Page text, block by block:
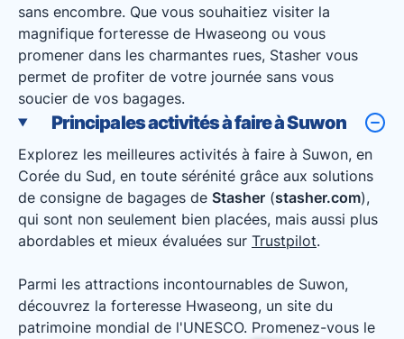
sans encombre. Que vous souhaitiez visiter la
magnifique forteresse de Hwaseong ou vous
promener dans les charmantes rues, Stasher vous
permet de profiter de votre journée sans vous
soucier de vos bagages.
Principales activités à faire à Suwon
Explorez les meilleures activités à faire à Suwon, en
Corée du Sud, en toute sérénité grâce aux solutions
de consigne de bagages de Stasher (stasher.com),
qui sont non seulement bien placées, mais aussi plus
abordables et mieux évaluées sur Trustpilot.
Parmi les attractions incontournables de Suwon,
découvrez la forteresse Hwaseong, un site du
patrimoine mondial de l'UNESCO. Promenez-vous le